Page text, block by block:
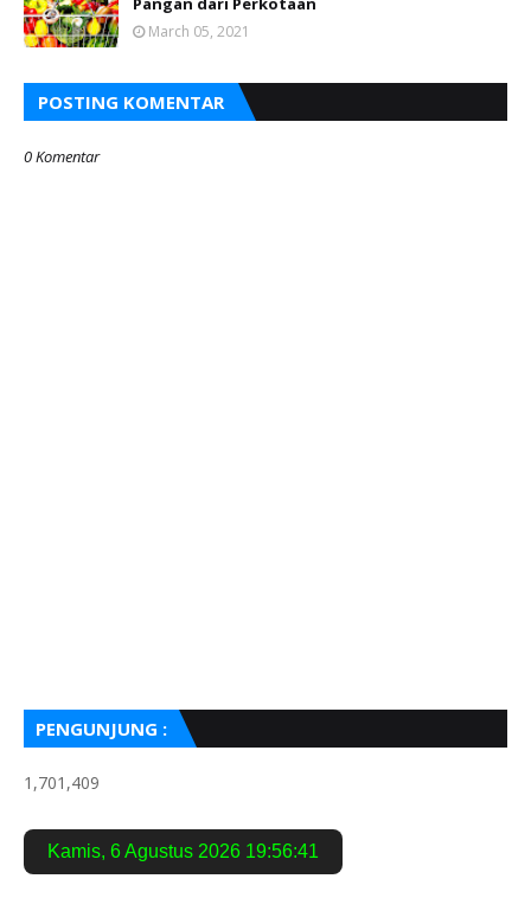
March 05, 2021
POSTING KOMENTAR
0 Komentar
PENGUNJUNG :
1,701,409
Kamis, 6 Agustus 2026 19:56:42